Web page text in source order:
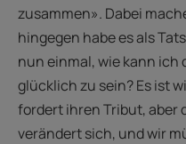
zusammen». Dabei
hingegen habe es als
nun einmal, wie kann
glücklich zu sein? Es ist
fordert ihren Tribut, aber
verändert sich, und wir